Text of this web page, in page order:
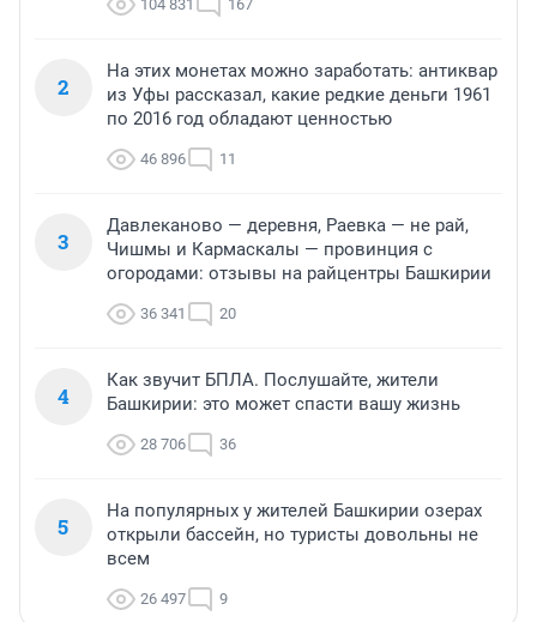
104 831 167
2
На этих монетах можно заработать: антиквар
из Уфы рассказал, какие редкие деньги 1961
по 2016 год обладают ценностью
46 896 11
3
Давлеканово — деревня, Раевка — не рай,
Чишмы и Кармаскалы — провинция с
огородами: отзывы на райцентры Башкирии
36 341 20
4
Как звучит БПЛА. Послушайте, жители
Башкирии: это может спасти вашу жизнь
28 706 36
5
На популярных у жителей Башкирии озерах
открыли бассейн, но туристы довольны не
всем
26 497 9